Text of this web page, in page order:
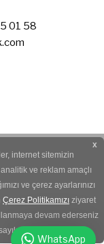
x
internet sitemizin
ve reklam amaçlı
ve çerez ayarlarınızı
Çerez Politikamızı ziyaret
devam ederseniz
01 58
web tasarım
WhatsApp